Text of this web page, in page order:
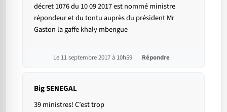
décret 1076 du 10 09 2017 est nommé ministre
répondeur et du tontu auprès du président Mr
Gaston la gaffe khaly mbengue
Le 11 septembre 2017 à 10h59 Répondre
Big SENEGAL
39 ministres! C’est trop